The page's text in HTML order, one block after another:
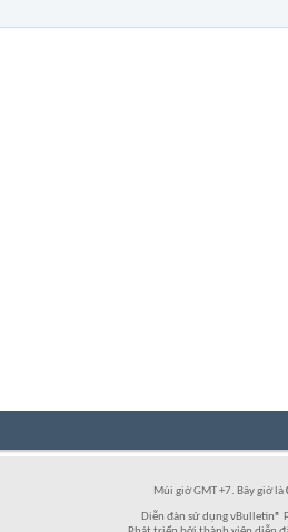
Múi giờ GMT +7. Bây giờ là
Diễn đàn sử dụng vBulletin®